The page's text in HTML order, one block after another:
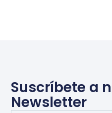
Suscríbete a
Newsletter